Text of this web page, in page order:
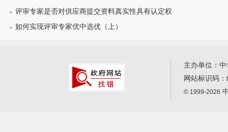
评审专家是否对供应商提交资料真实性具有认定权
如何实现评审专家优中选优（上）
主办单位：
网站标识码：
© 1999-2026